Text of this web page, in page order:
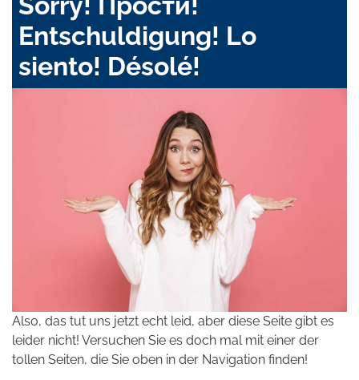
Entschuldigung! Lo
siento! Désolé!
Also, das tut uns jetzt echt leid, aber diese Seite gibt es
leider nicht! Versuchen Sie es doch mal mit einer der
tollen Seiten, die Sie oben in der Navigation finden!